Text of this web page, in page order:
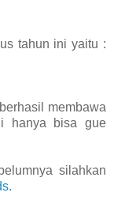
tahun ini yaitu :
membawa
hanya bisa gue
silahkan